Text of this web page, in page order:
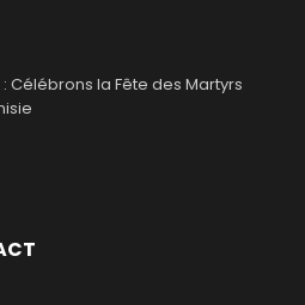
: Célébrons la Fête des Martyrs